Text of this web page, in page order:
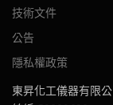
技術文件
公告
隱私權政策
東昇化工儀器有限